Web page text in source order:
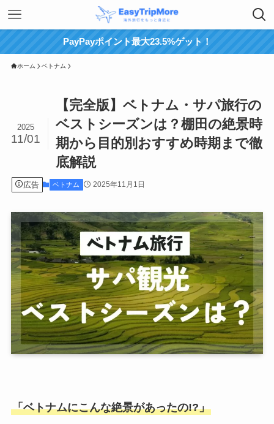
PayPayポイント最大23.5%ゲット！
ホーム ベトナム
【完全版】ベトナム・サパ旅行の
ベストシーズンは？棚田の絶景時
期から目的別おすすめ時期まで徹
底解説
2025
11/01
広告 ベトナム 2025年11月1日
「ベトナムにこんな絶景があったの!?」